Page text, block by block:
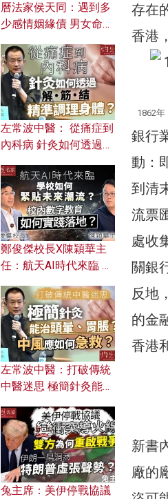
存在
香港
1862
銀行
動：
到清
流票
處收
關銀
反地
的金
香港
新書
廠的
曆法家侯天同：遇到多
少感情姻緣債 男女命途
的七情六欲？
左常波中醫： 從痛症到
內科病 針灸如何透過解
鄭俊傑校長X陳穎華主
任：航天AI時代來臨 學
校內數字教育如何實踐
落地？
左常波中醫：打破傳統
中醫迷思 極簡針灸能治
何急救？
兔主席：美伊停戰協議